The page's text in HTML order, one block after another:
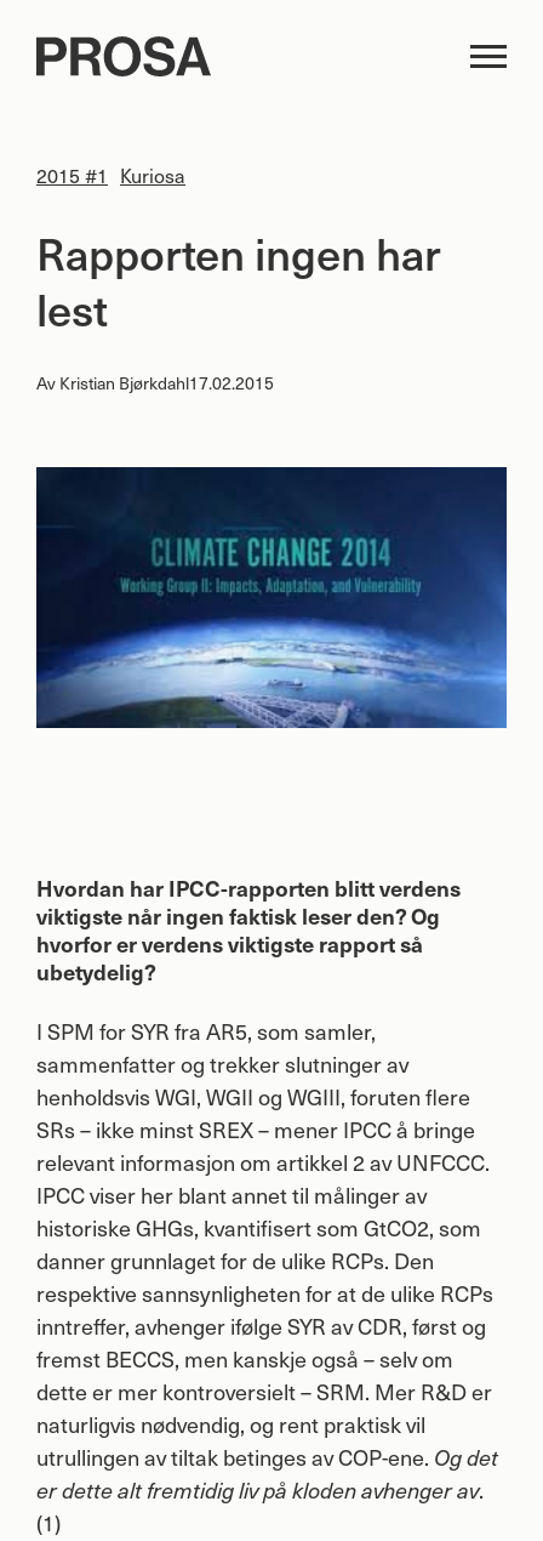
2015 #1 Kuriosa
Rapporten ingen har
lest
AvKristian Bjørkdahl17.02.2015
Hvordan har IPCC-rapporten blitt verdens
viktigste når ingen faktisk leser den? Og
hvorfor er verdens viktigste rapport så
ubetydelig?
ISPM forSYRfra AR5, som samler,
sammenfatter og trekker slutninger av
henholdsvisWGI,WGIIogWGIII, foruten flere
SRs – ikke minstSREX– menerIPCCå bringe
relevant informasjon om artikkel 2 avUNFCCC.
IPCCviser her blant annet til målinger av
historiske GHGs, kvantifisert som GtCO2, som
danner grunnlaget for de ulike RCPs. Den
respektive sannsynligheten for at de ulike RCPs
inntreffer, avhenger ifølgeSYRavCDR, først og
fremstBECCS, men kanskje også – selv om
dette er mer kontroversielt –SRM. Mer R&D er
naturligvis nødvendig, og rent praktisk vil
utrullingen av tiltak betinges avCOP-ene. Og det
er dette alt fremtidig liv på kloden avhenger av.
(1)